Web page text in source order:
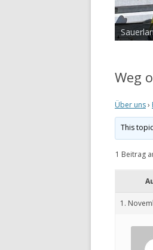
Weg
Über uns›
This
1 Beitrag
1.